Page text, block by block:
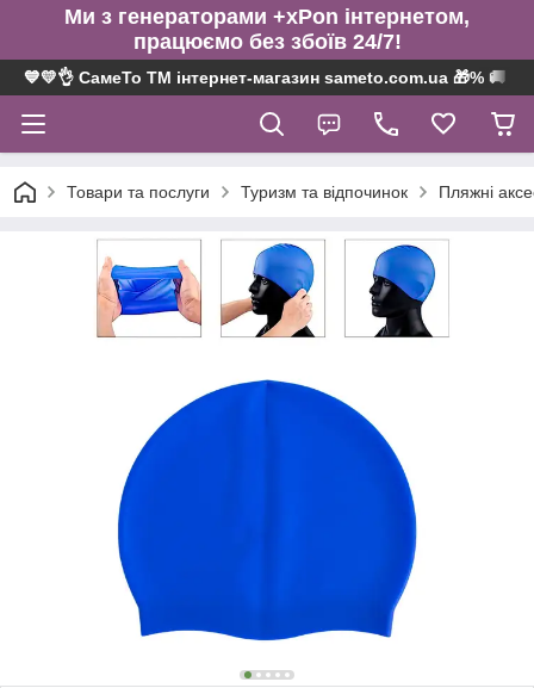
Ми з генераторами +xPon інтернетом,
працюємо без збоїв 24/7!
💙💛👌 СамеТо ТМ інтернет-магазин sameto.com.ua 🎁% 🚚 ⤵
Товари та послуги Туризм та відпочинок Пляжні